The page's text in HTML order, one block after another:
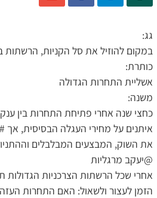
גג:
במקום להוזיל את סל הקניות, הרשתות
כותרת:
אשליית התחרות הגדולה
משנה:
כחצי שנה אחרי פתיחת התחרות בין
איתנים על מחירי העגלה הבסיסית, אך
את השוק, המבצעים המבלבלים
@יעקב מרגליות
אחרי שכל הרשתות הצרכניות
הזמן לעצור ולשאול: האם התחרות